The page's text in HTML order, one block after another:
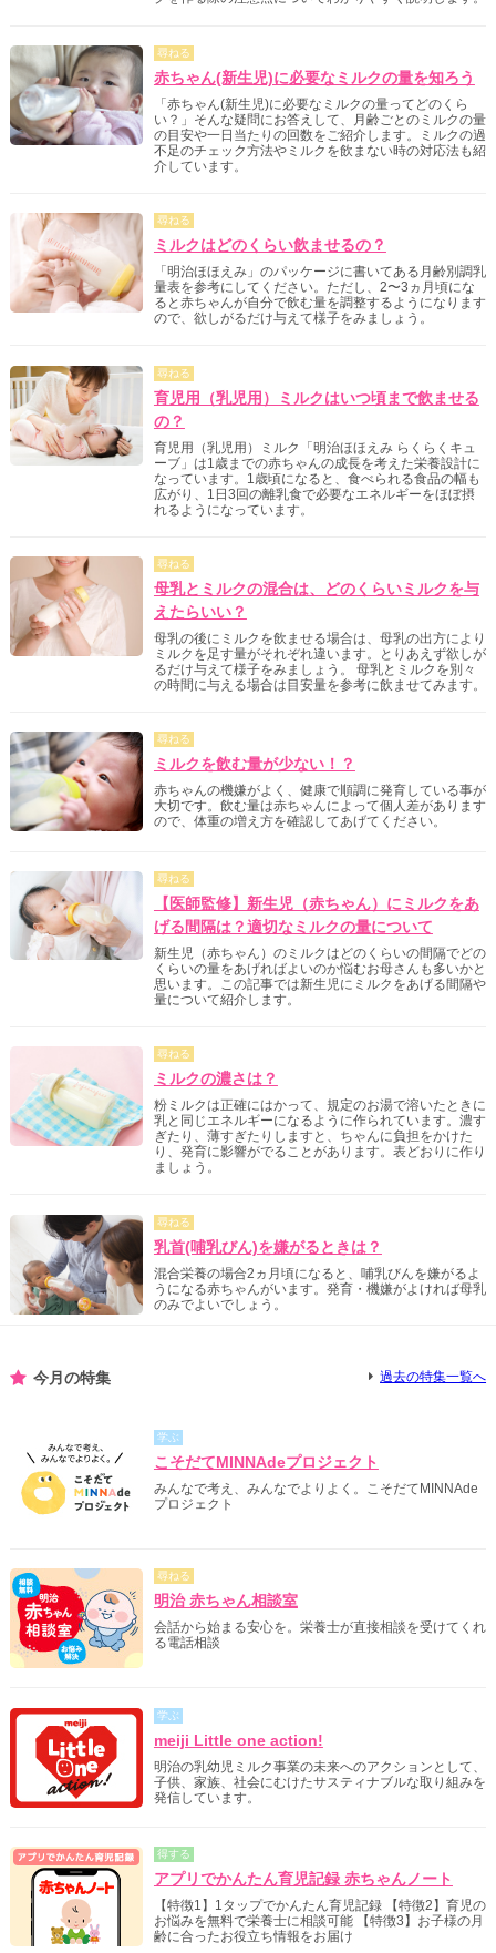
尋ねる
赤ちゃん(新生児)に必要なミルクの量を知ろう
「赤ちゃん(新生児)に必要なミルクの量ってどのくら
い？」そんな疑問にお答えして、月齢ごとのミルクの量
の目安や一日当たりの回数をご紹介します。ミルクの過
不足のチェック方法やミルクを飲まない時の対応法も紹
介しています。
尋ねる
ミルクはどのくらい飲ませるの？
「明治ほほえみ」のパッケージに書いてある月齢別調乳
量表を参考にしてください。ただし、2〜3ヵ月頃にな
ると赤ちゃんが自分で飲む量を調整するようになります
ので、欲しがるだけ与えて様子をみましょう。
尋ねる
育児用（乳児用）ミルクはいつ頃まで飲ませる
の？
育児用（乳児用）ミルク「明治ほほえみ らくらくキュ
ーブ」は1歳までの赤ちゃんの成長を考えた栄養設計に
なっています。1歳頃になると、食べられる食品の幅も
広がり、1日3回の離乳食で必要なエネルギーをほぼ摂
れるようになっています。
尋ねる
母乳とミルクの混合は、どのくらいミルクを与
えたらいい？
母乳の後にミルクを飲ませる場合は、母乳の出方により
ミルクを足す量がそれぞれ違います。とりあえず欲しが
るだけ与えて様子をみましょう。 母乳とミルクを別々
の時間に与える場合は目安量を参考に飲ませてみます。
尋ねる
ミルクを飲む量が少ない！？
赤ちゃんの機嫌がよく、健康で順調に発育している事が
大切です。飲む量は赤ちゃんによって個人差があります
ので、体重の増え方を確認してあげてください。
尋ねる
【医師監修】新生児（赤ちゃん）にミルクをあ
げる間隔は？適切なミルクの量について
新生児（赤ちゃん）のミルクはどのくらいの間隔でどの
くらいの量をあげればよいのか悩むお母さんも多いかと
思います。この記事では新生児にミルクをあげる間隔や
量について紹介します。
尋ねる
ミルクの濃さは？
粉ミルクは正確にはかって、規定のお湯で溶いたときに
乳と同じエネルギーになるように作られています。濃す
ぎたり、薄すぎたりしますと、ちゃんに負担をかけた
り、発育に影響がでることがあります。表どおりに作り
ましょう。
尋ねる
乳首(哺乳びん)を嫌がるときは？
混合栄養の場合2ヵ月頃になると、哺乳びんを嫌がるよ
うになる赤ちゃんがいます。発育・機嫌がよければ母乳
のみでよいでしょう。
今月の特集 過去の特集一覧へ
学ぶ
こそだてMINNAdeプロジェクト
みんなで考え、みんなでよりよく。こそだてMINNAde
プロジェクト
尋ねる
明治 赤ちゃん相談室
会話から始まる安心を。栄養士が直接相談を受けてくれ
る電話相談
学ぶ
meiji Little one action!
明治の乳幼児ミルク事業の未来へのアクションとして、
子供、家族、社会にむけたサスティナブルな取り組みを
発信しています。
得する
アプリでかんたん育児記録 赤ちゃんノート
【特徴1】1タップでかんたん育児記録 【特徴2】育児の
お悩みを無料で栄養士に相談可能 【特徴3】お子様の月
齢に合ったお役立ち情報をお届け